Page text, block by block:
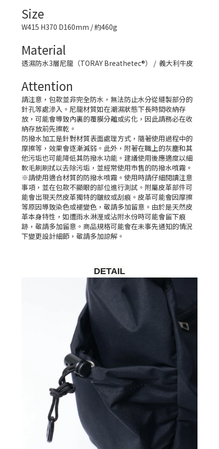
Size
W415 H370 D160mm / 約460g
Material
透濕防水3層尼龍（TORAY Breathetec®） / 義大利牛皮
Attention
請注意，包款並非完全防水，無法防止水分從縫製部分的
針孔等處滲入。尼龍材質如在潮濕狀態下長時間收納存
放，可能會導致內裏的覆膜分離或劣化，因此請務必在收
納存放前先擦乾。
防撥水加工是針對材質表面處理方式，隨著使用過程中的
摩擦等，效果會逐漸減弱。此外，附著在職上的灰塵和其
他污垢也可能降低其防撥水功能。建議使用後應適度以細
軟毛刷刷拭以去除污垢，並經常使用市售的防撥水噴霧。
※請使用適合材質的防撥水噴霧。使用時請仔細閱讀注意
事項，並在包款不顯眼的部位進行測試。附屬皮革部件可
能會出現天然皮革獨特的皺紋或刮痕。皮革可能會因摩擦
等原因導致染色或褪變色，敬請多加留意。由於是天然皮
革本身特性，如遭雨水淋溼或沾附水份時可能會留下痕
跡，敬請多加留意。商品規格可能會在未事先通知的情況
下變更設計細節，敬請多加諒解。
DETAIL